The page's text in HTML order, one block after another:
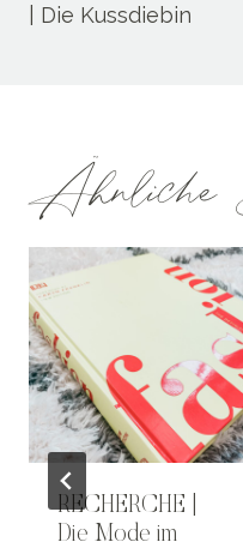
| Die Kussdiebin
Ähnliche
RECHERCHE |
Die Mode im